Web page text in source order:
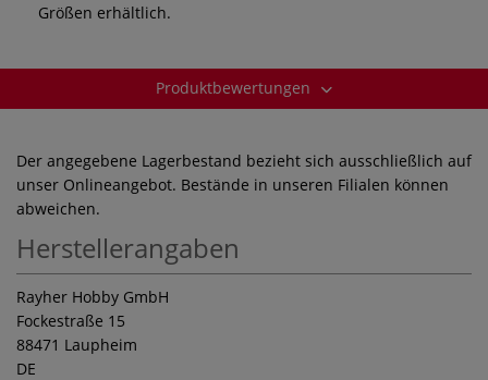
Größen erhältlich.
Produktbewertungen
Der angegebene Lagerbestand bezieht sich ausschließlich auf
unser Onlineangebot. Bestände in unseren Filialen können
abweichen.
Herstellerangaben
Rayher Hobby GmbH
Fockestraße 15
88471 Laupheim
DE